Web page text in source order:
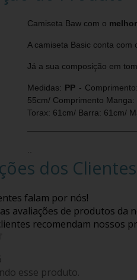
Camiseta Baw com o
A camiseta Basic conta
Já a sua composição em
Medidas: PP -
55cm/ Comprimento
Torax: 61cm/ Barra: 61cm/
..
dos Clientes
falam por nós!
avaliações de produtos da
recomendam nossos
esse produto.